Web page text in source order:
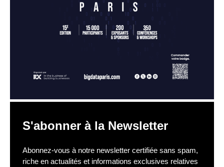
S'abonner à la Newsletter
Abonnez-vous à notre newsletter certifiée sans spam,
riche en actualités et informations exclusives relatives